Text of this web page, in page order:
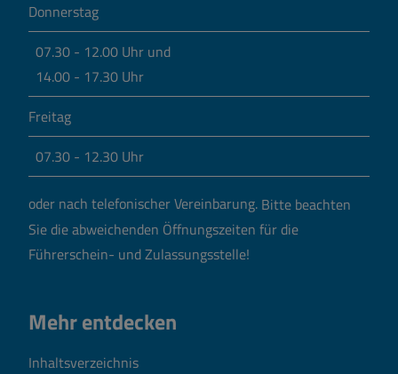
Donnerstag
07.30 - 12.00 Uhr und
14.00 - 17.30 Uhr
Freitag
07.30 - 12.30 Uhr
oder nach telefonischer Vereinbarung. Bitte beachten
Sie die abweichenden Öffnungszeiten für die
Führerschein- und Zulassungsstelle!
Mehr entdecken
Inhaltsverzeichnis